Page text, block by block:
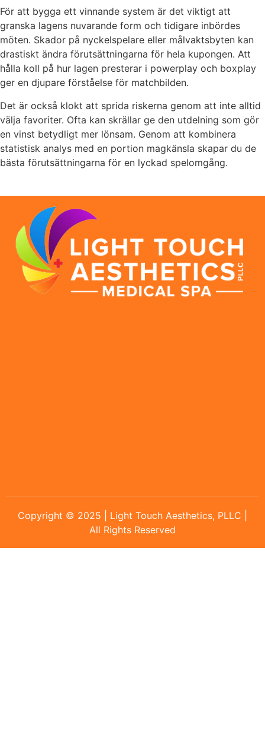
För att bygga ett vinnande system är det viktigt att
granska lagens nuvarande form och tidigare inbördes
möten. Skador på nyckelspelare eller målvaktsbyten kan
drastiskt ändra förutsättningarna för hela kupongen. Att
hålla koll på hur lagen presterar i powerplay och boxplay
ger en djupare förståelse för matchbilden.
Det är också klokt att sprida riskerna genom att inte alltid
välja favoriter. Ofta kan skrällar ge den utdelning som gör
en vinst betydligt mer lönsam. Genom att kombinera
statistisk analys med en portion magkänsla skapar du de
bästa förutsättningarna för en lyckad spelomgång.
Copyright © 2025 | Light Touch Aesthetics, PLLC |
All Rights Reserved